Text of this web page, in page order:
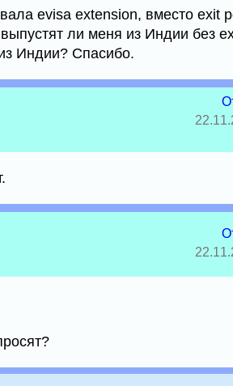
evisa extension, вместо exit
ли меня из Индии без
Индии? Спасибо.